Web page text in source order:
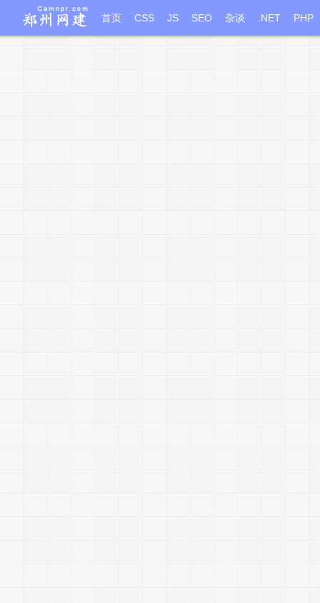
首页 CSS JS SEO 杂谈 .NET PHP